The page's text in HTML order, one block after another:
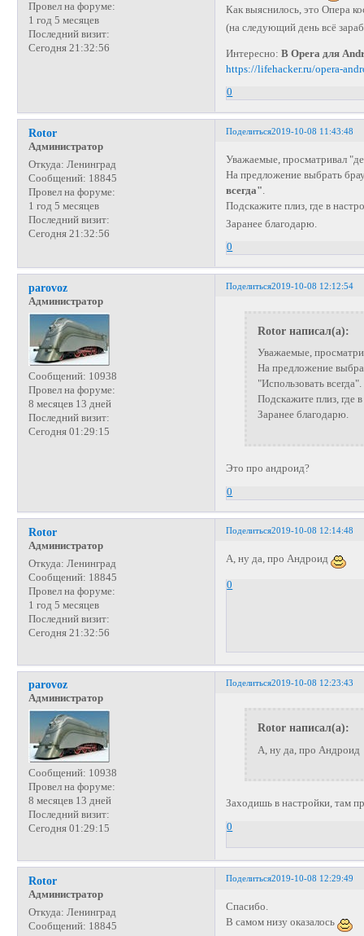
Провел на форуме:
1 год 5 месяцев
Последний визит:
Сегодня 21:32:56
Как выяснилось, это Опера
(на следующий день всё
Интересно:В Opera для
https://lifehacker.ru/opera-
0
Поделиться2019-10-08 11:43:48
Rotor
Администратор
Откуда: Ленинград
Сообщений: 18845
Провел на форуме:
1 год 5 месяцев
Последний визит:
Сегодня 21:32:56
Уважаемые, просматривал
На предложение выбрать
всегда"
Подскажите плиз, где в
Заранее благодарю.
0
Поделиться2019-10-08 12:12:54
parovoz
Администратор
Сообщений: 10938
Провел на форуме:
8 месяцев 13 дней
Последний визит:
Сегодня 01:29:15
Rotor написал(а):
Уважаемые,
На предложение
"Использовать всегда".
Подскажите плиз, где
Заранее благодарю.
Это про андроид?
0
Поделиться2019-10-08 12:14:48
Rotor
Администратор
Откуда: Ленинград
Сообщений: 18845
Провел на форуме:
1 год 5 месяцев
Последний визит:
Сегодня 21:32:56
А, ну да, про Андроид
0
Поделиться2019-10-08 12:23:43
parovoz
Администратор
Сообщений: 10938
Провел на форуме:
8 месяцев 13 дней
Последний визит:
Сегодня 01:29:15
Rotor написал(а):
А, ну да, про Андроид
Заходишь в настройки, там
0
Поделиться2019-10-08 12:29:49
Rotor
Администратор
Откуда: Ленинград
Сообщений: 18845
Спасибо.
В самом низу оказалось